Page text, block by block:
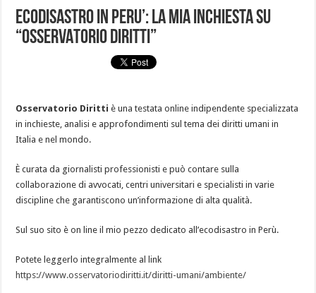
ECODISASTRO IN PERU’: LA MIA INCHIESTA SU
“OSSERVATORIO DIRITTI”
Osservatorio Diritti è una testata online indipendente specializzata
in inchieste, analisi e approfondimenti sul tema dei diritti umani in
Italia e nel mondo.
È curata da giornalisti professionisti e può contare sulla
collaborazione di avvocati, centri universitari e specialisti in varie
discipline che garantiscono un’informazione di alta qualità.
Sul suo sito è on line il mio pezzo dedicato all’ecodisastro in Perù.
Potete leggerlo integralmente al link
https://www.osservatoriodiritti.it/diritti-umani/ambiente/